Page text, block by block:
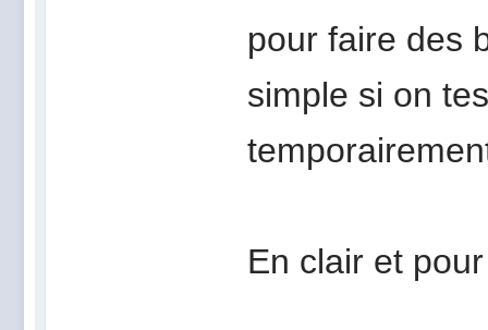
pour faire des
simple si on
En clair et